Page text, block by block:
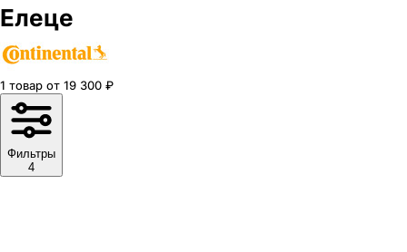
Елеце
1 товар от 19 300 ₽
Фильтры
4